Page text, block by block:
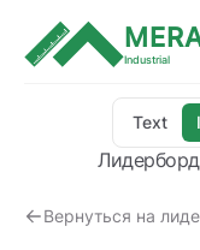
Industrial
Text
Лидерборд
Вернуться на